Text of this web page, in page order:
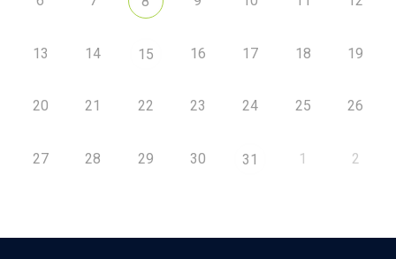
13 14 15 16 17 18 19
20 21 22 23 24 25 26
27 28 29 30 31 1 2